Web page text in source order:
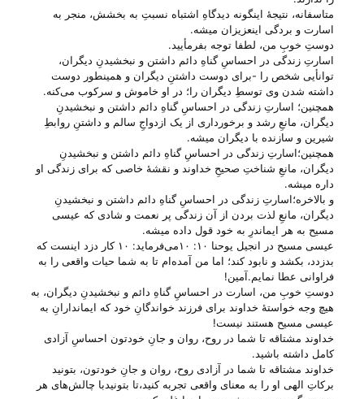
متاسفانه، نتیجهٔ اینگونه دیدگاهِ اشتباه نسبتِ به بخشش، منجر به
اسارت و بردگی اینعزیزان میشه.
دوستِ خوبِ من، لطفا توجه بفرمأیید.
اسارتِ زندگی در احساسِ گناهِ دائم داشتن و نبخشیدنِ دیگران،
توانأیی شخص را -برای دوست داشتنِ دیگران و همینطور دوست
داشته شدن وی توسطِ دیگران را؛ در او خاموش و سرکوب می‌‌کنه.
همچنین؛ اسارتِ زندگی در احساسِ گناهِ دائم داشتن و نبخشیدنِ
دیگران، مانعِ رشد و برخورداری از یک ازدواجِ سالم و داشتنِ روابطِ
شیرین و سازنده با دیگران میشه.
همچنین؛اسارتِ زندگی در احساسِ گناهِ دائم داشتن و نبخشیدنِ
دیگران، مانعِ شناختِ صحیحِ خداوند و نقشهٔ خاصی که برای زندگی او
داره میشه.
و بالاخره؛اسارتِ زندگی در احساسِ گناهِ دائم داشتن و نبخشیدنِ
دیگران، مانعِ لذت بردن از آن زندگی پر نعمت و شادی که عیسی
مسیح به هر ایماندرِ به خود قول داده میشه.
عیسی مسیح در انجیل یوحنا ۱۰: ۱۰می‌‌فرماید: ۱۰ کار دزد اینست که
بدزدد، بکشد و نابود کند؛ اما من آمده‌ام تا به شما حیات واقعی را به
فراوانی عطا نمایم.آمین!
دوستِ خوبِ من، اسارت در احساسِ گناهِ دائم و نبخشیدنِ دیگران، به
هیچ وجه خواستهٔ خداوند برای فرزند خواندگانِ خود که ایماندارانِ به
عیسی مسیح هستند نیست!
خداوند مشتاقه تا شما در روح، روان و جانِ خودتون احساسِ آزادی
کامل داشته باشید.
خداوند مشتاقه تا شما در آزادی روح، روان و جانِ خودتون، بتونید
برکاتِ الهی او را به معنای واقعی تجربه کنید،تا بتونیدبا چالش‌های هر